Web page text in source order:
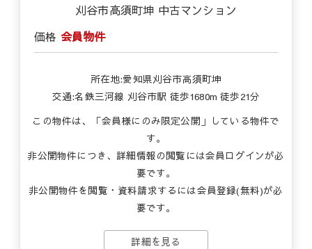
刈谷市高須町坤 中古マンション
価格 会員物件
所在地:愛知県刈谷市高須町坤
交通:名鉄三河線 刈谷市駅 徒歩1680m 徒歩21分
この物件は、「会員様にのみ限定公開」している物件で
す。
非公開物件につき、詳細情報の閲覧には会員ログインが必
要です。
非公開物件を閲覧・資料請求するには会員登録(無料)が必
要です。
詳細を見る